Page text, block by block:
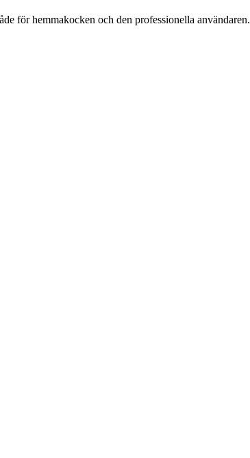
för hemmakocken och den professionella användaren.